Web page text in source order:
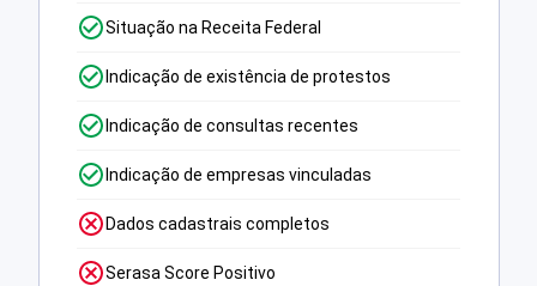
Situação na Receita Federal
Indicação de existência de protestos
Indicação de consultas recentes
Indicação de empresas vinculadas
Dados cadastrais completos
Serasa Score Positivo